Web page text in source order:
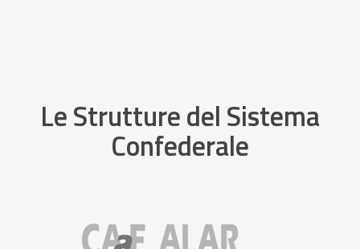
Le Strutture del Sistema
Confederale